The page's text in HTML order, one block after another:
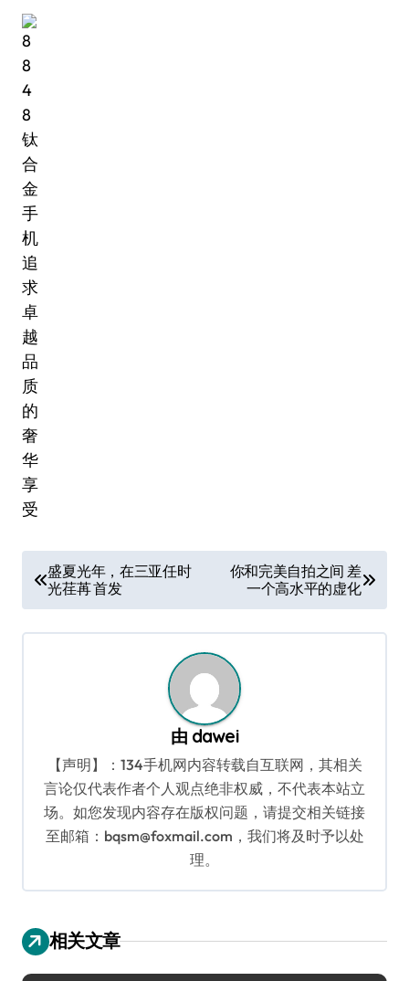
章
导
盛夏光年，在三亚任时
光荏苒 首发
你和完美自拍之间 差
一个高水平的虚化
由 dawei
【声明】：134手机网内容转载自互联网，其相关
言论仅代表作者个人观点绝非权威，不代表本站立
场。如您发现内容存在版权问题，请提交相关链接
至邮箱：bqsm@foxmail.com，我们将及时予以处
理。
相关文章